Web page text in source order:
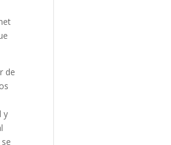
de
y